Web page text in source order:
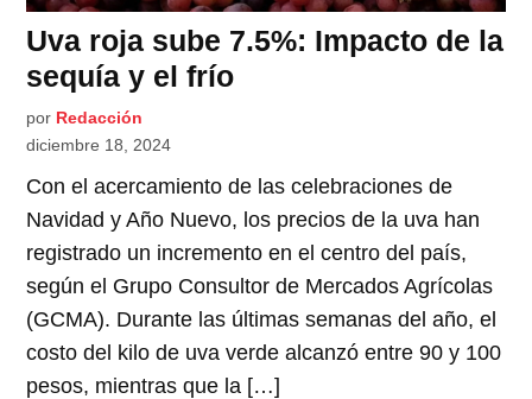
Uva roja sube 7.5%: Impacto de la
sequía y el frío
por Redacción
diciembre 18, 2024
Con el acercamiento de las celebraciones de
Navidad y Año Nuevo, los precios de la uva han
registrado un incremento en el centro del país,
según el Grupo Consultor de Mercados Agrícolas
(GCMA). Durante las últimas semanas del año, el
costo del kilo de uva verde alcanzó entre 90 y 100
pesos, mientras que la […]